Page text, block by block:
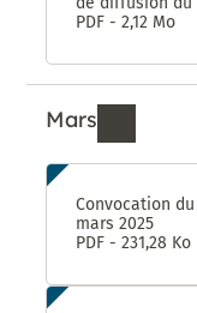
PDF - 2,12 Mo
Mars
Ressources
Convocation
mars 2025
PDF - 231,28 Ko